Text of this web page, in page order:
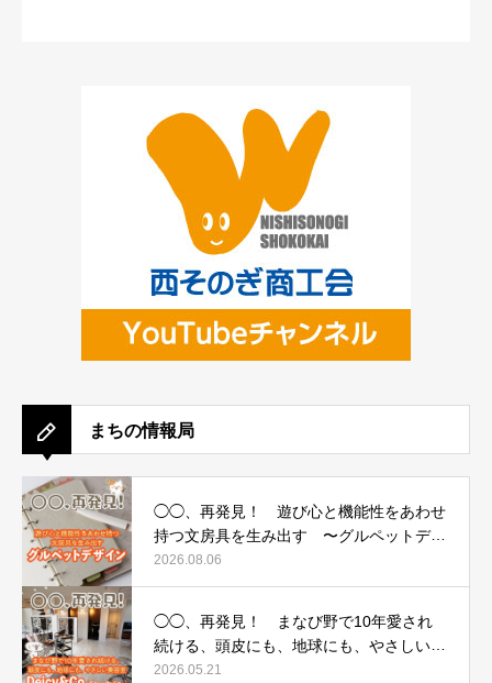
まちの情報局
◯◯、再発見！ 遊び心と機能性をあわせ
持つ文房具を生み出す 〜グルペットデザ
イン〜
2026.08.06
◯◯、再発見！ まなび野で10年愛され
続ける、頭皮にも、地球にも、やさしい美
容室 〜Deicy&Co（デイシーアンドコ
2026.05.21